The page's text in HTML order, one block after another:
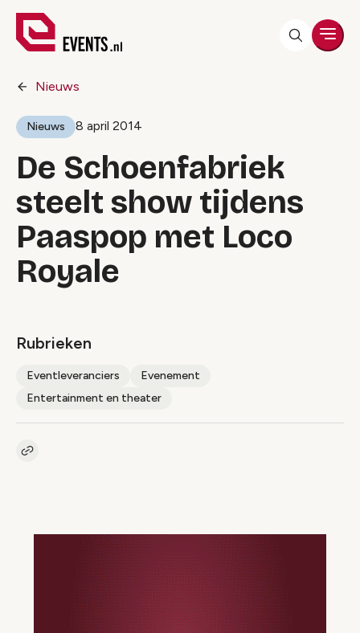
Nieuws
Nieuws 8 april 2014
De Schoenfabriek
steelt show tijdens
Paaspop met Loco
Royale
Rubrieken
Eventleveranciers
Evenement
Entertainment en theater
Kopieer link naar artikel